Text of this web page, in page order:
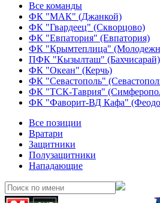
Все команды
ФК "МАК" (Джанкой)
ФК "Гвардеец" (Скворцово)
ФК "Евпатория" (Евпатория)
ФК "Крымтеплица"
ПФК "Кызылташ" (Бахчисарай)
ФК "Океан" (Керчь)
ФК "Севастополь"
ФК "ТСК-Таврия"
ФК "Фаворит-ВД Кафа"
Все позиции
Вратари
Защитники
Полузащитники
Нападающие